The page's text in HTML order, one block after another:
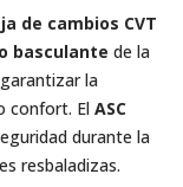
de cambios CVT
basculante de la
la
confort. El ASC
durante la
resbaladizas.